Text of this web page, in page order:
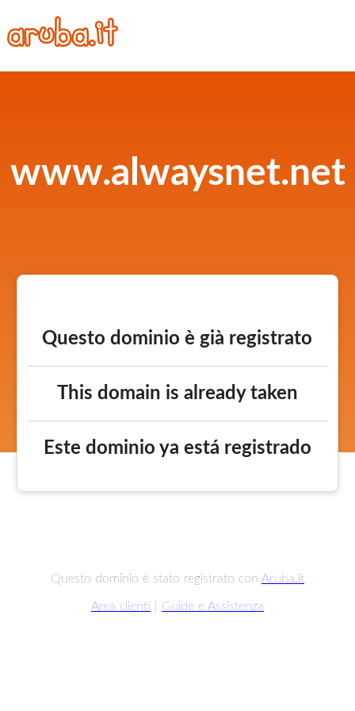
www.alwaysnet.net
Questo dominio è già registrato
This domain is already taken
Este dominio ya está registrado
Questo dominio è stato registrato con Aruba.it
Area clienti Guide e Assistenza